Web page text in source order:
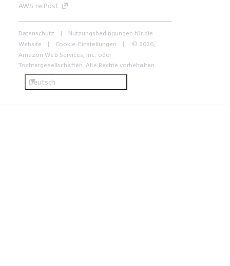
AWS re:Post
Datenschutz
Nutzungsbedingungen für die
Website
Cookie-Einstellungen
© 2026,
Amazon Web Services, Inc. oder
Tochtergesellschaften. Alle Rechte vorbehalten.
Deutsch